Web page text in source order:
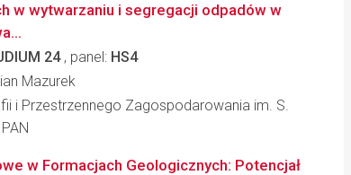
w wytwarzaniu i segregacji odpadów w
24, panel: HS4
Mazurek
i Przestrzennego Zagospodarowania im. S.
w Formacjach Geologicznych: Potencjał